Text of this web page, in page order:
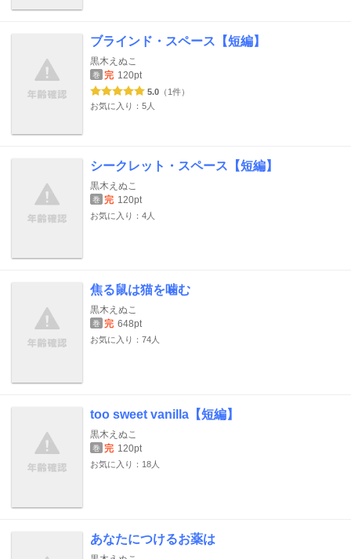
ブラインド・スペース【短編】
黒木えぬこ
巻 完 120pt
5.0 （1件）
お気に入り：5人
シークレット・スペース【短編】
黒木えぬこ
巻 完 120pt
お気に入り：4人
焦る鼠は猫を噛む
黒木えぬこ
巻 完 648pt
お気に入り：74人
too sweet vanilla【短編】
黒木えぬこ
巻 完 120pt
お気に入り：18人
あなたにつけるお薬は